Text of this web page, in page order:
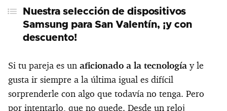
Nuestra selección de dispositivos
Samsung para San Valentín, ¡y con
descuento!
Si tu pareja es un aficionado a la tecnología y le
gusta ir siempre a la última igual es difícil
sorprenderle con algo que todavía no tenga. Pero
por intentarlo, que no quede. Desde un reloj